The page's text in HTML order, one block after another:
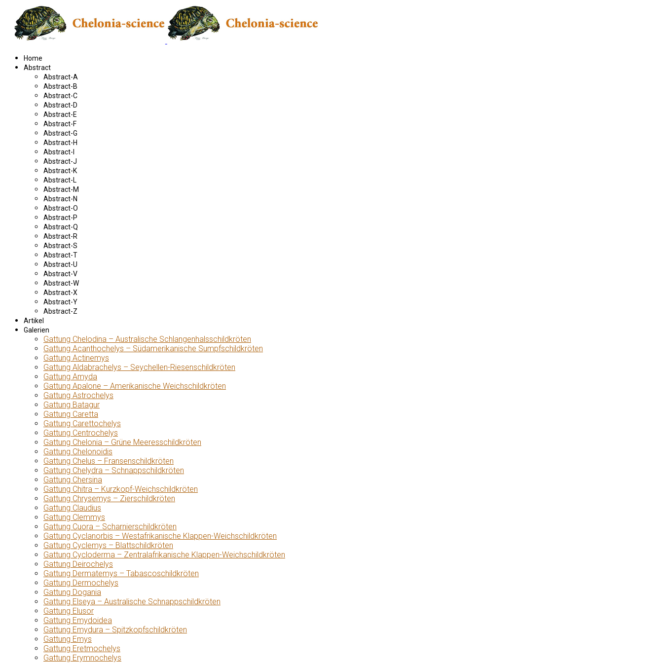
Home
Abstract
Abstract-A
Abstract-B
Abstract-C
Abstract-D
Abstract-E
Abstract-F
Abstract-G
Abstract-H
Abstract-I
Abstract-J
Abstract-K
Abstract-L
Abstract-M
Abstract-N
Abstract-O
Abstract-P
Abstract-Q
Abstract-R
Abstract-S
Abstract-T
Abstract-U
Abstract-V
Abstract-W
Abstract-X
Abstract-Y
Abstract-Z
Artikel
Galerien
Gattung Chelodina – Australische Schlangenhalsschildkröten
Gattung Acanthochelys – Südamerikanische Sumpfschildkröten
Gattung Actinemys
Gattung Aldabrachelys – Seychellen-Riesenschildkröten
Gattung Amyda
Gattung Apalone – Amerikanische Weichschildkröten
Gattung Astrochelys
Gattung Batagur
Gattung Caretta
Gattung Carettochelys
Gattung Centrochelys
Gattung Chelonia – Grüne Meeresschildkröten
Gattung Chelonoidis
Gattung Chelus – Fransenschildkröten
Gattung Chelydra – Schnappschildkröten
Gattung Chersina
Gattung Chitra – Kurzkopf-Weichschildkröten
Gattung Chrysemys – Zierschildkröten
Gattung Claudius
Gattung Clemmys
Gattung Cuora – Scharnierschildkröten
Gattung Cyclanorbis – Westafrikanische Klappen-Weichschildkröten
Gattung Cyclemys – Blattschildkröten
Gattung Cycloderma – Zentralafrikanische Klappen-Weichschildkröten
Gattung Deirochelys
Gattung Dermatemys – Tabascoschildkröten
Gattung Dermochelys
Gattung Dogania
Gattung Elseya – Australische Schnappschildkröten
Gattung Elusor
Gattung Emydoidea
Gattung Emydura – Spitzkopfschildkröten
Gattung Emys
Gattung Eretmochelys
Gattung Erymnochelys